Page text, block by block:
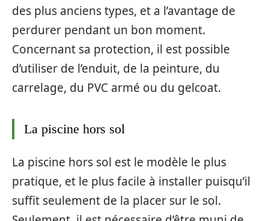
des plus anciens types, et a l’avantage de
perdurer pendant un bon moment.
Concernant sa protection, il est possible
d’utiliser de l’enduit, de la peinture, du
carrelage, du PVC armé ou du gelcoat.
La piscine hors sol
La piscine hors sol est le modèle le plus
pratique, et le plus facile à installer puisqu’il
suffit seulement de la placer sur le sol.